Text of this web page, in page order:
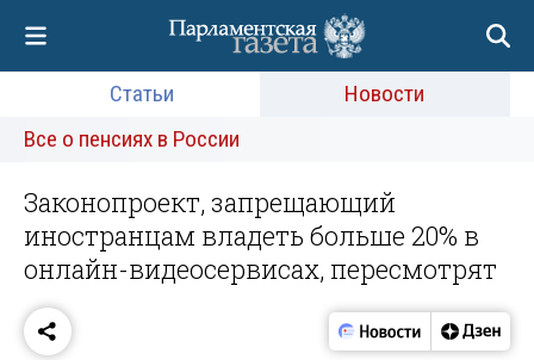
Статьи
Новости
Все о пенсиях в России
Законопроект, запрещающий
иностранцам владеть больше 20% в
онлайн-видеосервисах, пересмотрят